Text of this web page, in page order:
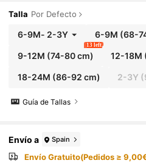
a, sesión de fotos, vacaciones,
Talla Por Defecto
6-9M- 2-3Y 6-9M (68-
9-12M (74-80 cm)
13 left
12-18M
18-24M (86-92 cm) 2-3Y
Guía de Tallas
Envío a Spain
Envío Gratuito(Pedidos ≥